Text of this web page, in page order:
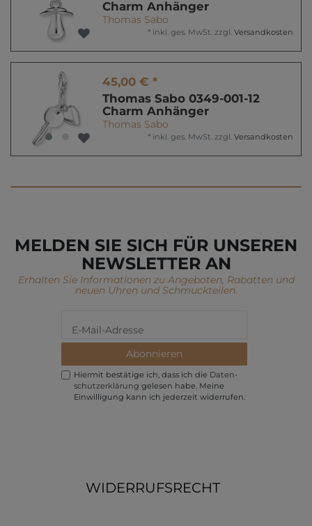
Charm Anhänger
Thomas Sabo
* inkl. ges. MwSt. zzgl. Versandkosten
45,00 € *
Thomas Sabo 0349-001-12
Charm Anhänger
Thomas Sabo
* inkl. ges. MwSt. zzgl. Versandkosten
MELDEN SIE SICH FÜR UNSEREN
NEWSLETTER AN
Erhalten Sie Informationen zu Angeboten, Rabatten und
neuen Uhren und Schmuckteilen.
Abonnieren
Hiermit bestätige ich, dass ich die Daten­
schutz­erklärung gelesen habe. Meine
Einwilligung kann ich jederzeit widerrufen.
WIDERRUFSRECHT